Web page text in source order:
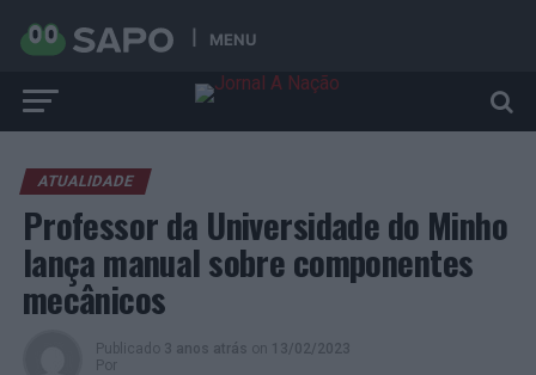
MENU
ATUALIDADE
Professor da Universidade do Minho
lança manual sobre componentes
mecânicos
Publicado 3 anos atrás on 13/02/2023
Por